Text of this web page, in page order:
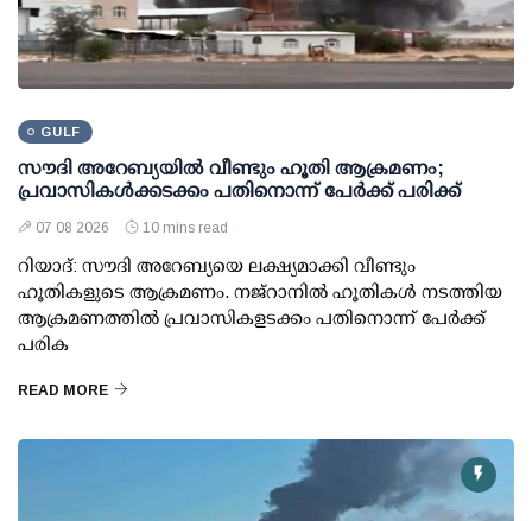
GULF
സൗദി അറേബ്യയില്‍ വീണ്ടും ഹൂതി ആക്രമണം;
പ്രവാസികള്‍ക്കടക്കം പതിനൊന്ന് പേര്‍ക്ക് പരിക്ക്
07 08 2026 10 mins read
റിയാദ്: സൗദി അറേബ്യയെ ലക്ഷ്യമാക്കി വീണ്ടും
ഹൂതികളുടെ ആക്രമണം. നജ്‌റാനില്‍ ഹൂതികള്‍ നടത്തിയ
ആക്രമണത്തില്‍ പ്രവാസികളടക്കം പതിനൊന്ന് പേര്‍ക്ക്
പരിക
READ MORE